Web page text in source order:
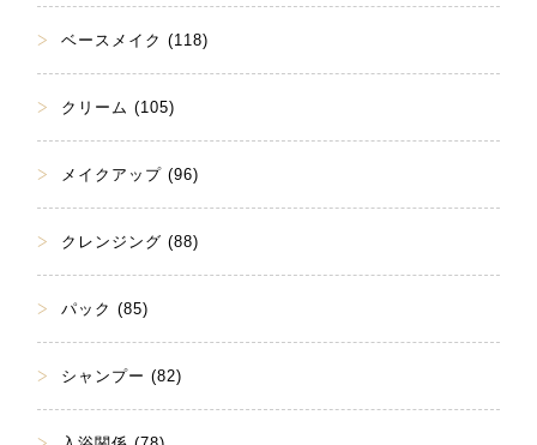
ベースメイク (118)
クリーム (105)
メイクアップ (96)
クレンジング (88)
パック (85)
シャンプー (82)